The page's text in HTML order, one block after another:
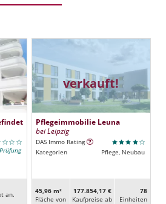
an.
verkauft!
Pflegeimmobilie Leuna
bei Leipzig
DAS Immo Rating
Kategorien
Pflege, Neubau
45,96 m²
Fläche von
177.854,17 €
Kaufpreise ab
78
Ein­heiten